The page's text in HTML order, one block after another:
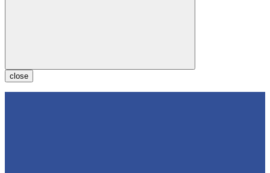
close